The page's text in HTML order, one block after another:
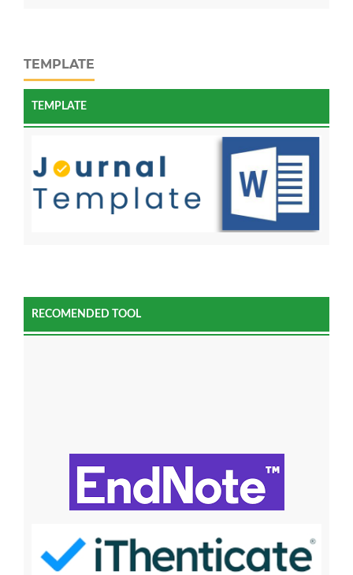
TEMPLATE
TEMPLATE
RECOMENDED TOOL